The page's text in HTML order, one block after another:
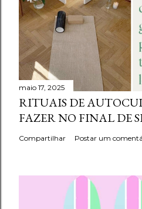
maio 17, 2025
RITUAIS DE
FAZER NO FINAL DE
Compartilhar Postar um